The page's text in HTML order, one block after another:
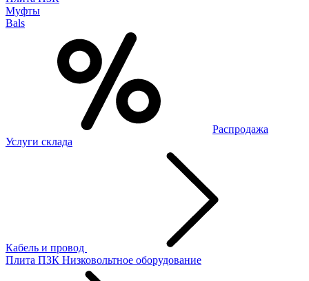
Муфты
Bals
Распродажа
Услуги склада
Кабель и провод
Плита ПЗК Низковольтное оборудование